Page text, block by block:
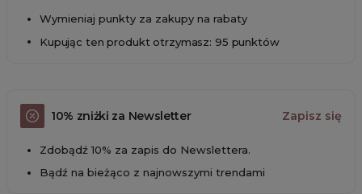
Wymieniaj punkty za zakupy na rabaty
Kupując ten produkt otrzymasz: 95 punktów
10% zniżki za Newsletter Zapisz się
Zdobądź 10% za zapis do Newslettera.
Bądź na bieżąco z najnowszymi trendami